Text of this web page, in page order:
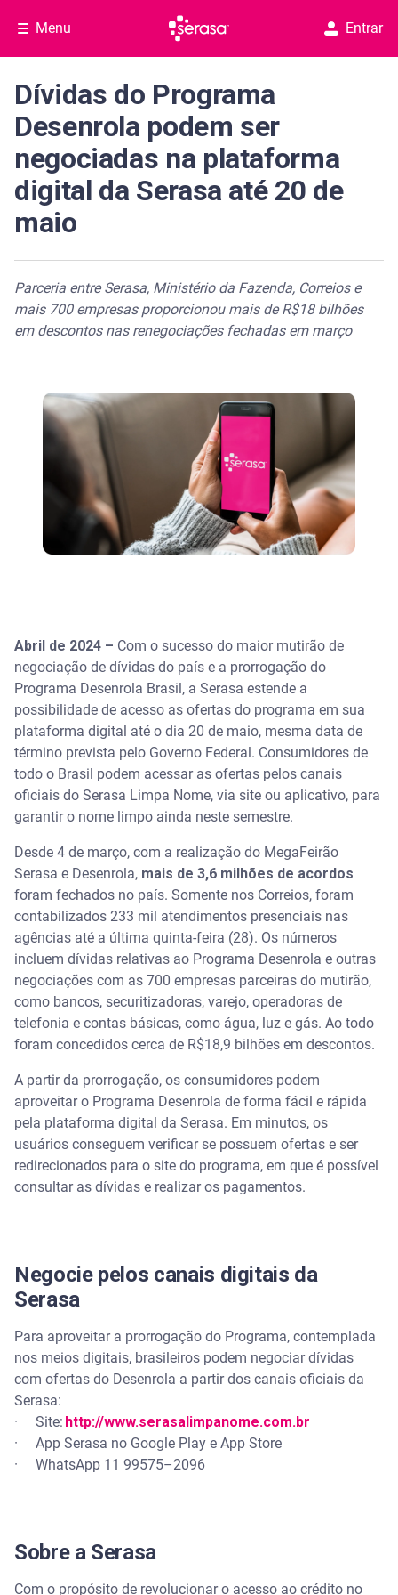
Menu Entrar
Dívidas do Programa
Desenrola podem ser
negociadas na plataforma
digital da Serasa até 20 de
maio
Parceria entre Serasa, Ministério da Fazenda, Correios e
mais 700 empresas proporcionou mais de R$18 bilhões
em descontos nas renegociações fechadas em março
Abril de 2024 – Com o sucesso do maior mutirão de
negociação de dívidas do país e a prorrogação do
Programa Desenrola Brasil, a Serasa estende a
possibilidade de acesso as ofertas do programa em sua
plataforma digital até o dia 20 de maio, mesma data de
término prevista pelo Governo Federal. Consumidores de
todo o Brasil podem acessar as ofertas pelos canais
oficiais do Serasa Limpa Nome, via site ou aplicativo, para
garantir o nome limpo ainda neste semestre.
Desde 4 de março, com a realização do MegaFeirão
Serasa e Desenrola, mais de 3,6 milhões de acordos
foram fechados no país. Somente nos Correios, foram
contabilizados 233 mil atendimentos presenciais nas
agências até a última quinta-feira (28). Os números
incluem dívidas relativas ao Programa Desenrola e outras
negociações com as 700 empresas parceiras do mutirão,
como bancos, securitizadoras, varejo, operadoras de
telefonia e contas básicas, como água, luz e gás. Ao todo
foram concedidos cerca de R$18,9 bilhões em descontos.
A partir da prorrogação, os consumidores podem
aproveitar o Programa Desenrola de forma fácil e rápida
pela plataforma digital da Serasa. Em minutos, os
usuários conseguem verificar se possuem ofertas e ser
redirecionados para o site do programa, em que é possível
consultar as dívidas e realizar os pagamentos.
Negocie pelos canais digitais da
Serasa
Para aproveitar a prorrogação do Programa, contemplada
nos meios digitais, brasileiros podem negociar dívidas
com ofertas do Desenrola a partir dos canais oficiais da
Serasa:
· Site: http://www.serasalimpanome.com.br
· App Serasa no Google Play e App Store
· WhatsApp 11 99575–2096
Sobre a Serasa
Com o propósito de revolucionar o acesso ao crédito no